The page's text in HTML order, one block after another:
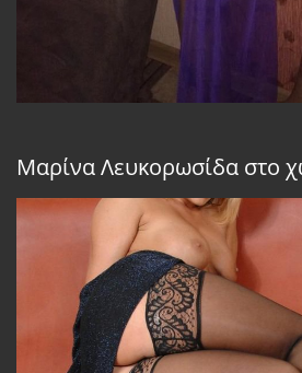
Μαρίνα Λευκορωσίδα στο